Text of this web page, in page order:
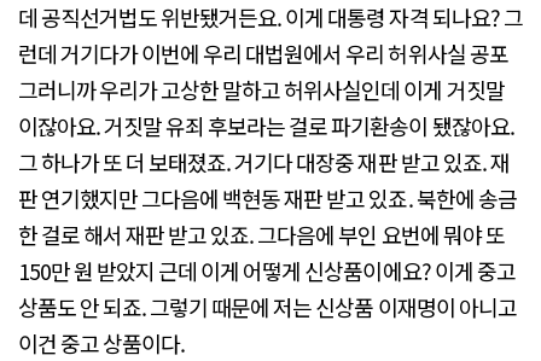
데 공직선거법도 위반됐거든요. 이게 대통령 자격 되나요? 그
런데 거기다가 이번에 우리 대법원에서 우리 허위사실 공포
그러니까 우리가 고상한 말하고 허위사실인데 이게 거짓말
이잖아요. 거짓말 유죄 후보라는 걸로 파기환송이 됐잖아요.
그 하나가 또 더 보태졌죠. 거기다 대장중 재판 받고 있죠. 재
판 연기했지만 그다음에 백현동 재판 받고 있죠. 북한에 송금
한 걸로 해서 재판 받고 있죠. 그다음에 부인 요번에 뭐야 또
150만 원 받았지 근데 이게 어떻게 신상품이에요? 이게 중고
상품도 안 되죠. 그렇기 때문에 저는 신상품 이재명이 아니고
이건 중고 상품이다.